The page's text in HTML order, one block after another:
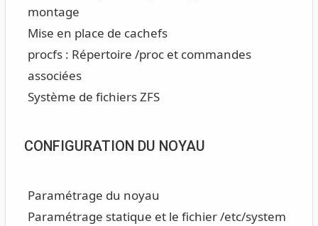
montage
Mise en place de cachefs
procfs : Répertoire /proc et commandes
associées
Système de fichiers ZFS
CONFIGURATION DU NOYAU
Paramétrage du noyau
Paramétrage statique et le fichier /etc/system